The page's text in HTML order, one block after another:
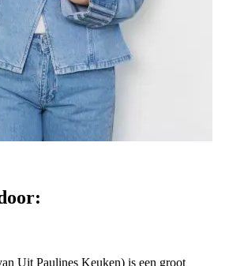
Uit Paulines Keuken) is een groot